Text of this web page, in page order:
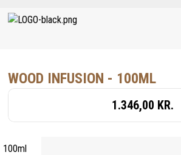
WOOD INFUSION - 100ML
1.346,00 KR.
100ml